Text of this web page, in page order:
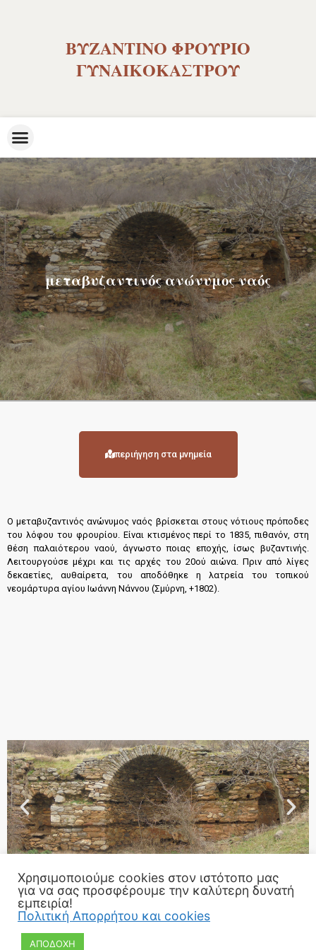
ΒΥΖΑΝΤΙΝΟ ΦΡΟΥΡΙΟ
ΓΥΝΑΙΚΟΚΑΣΤΡΟΥ
μεταβυζαντινός ανώνυμος ναός
περιήγηση στα μνημεία
Ο μεταβυζαντινός ανώνυμος ναός βρίσκεται στους νότιους πρόποδες
του λόφου του φρουρίου. Είναι κτισμένος περί το 1835, πιθανόν, στη
θέση παλαιότερου ναού, άγνωστο ποιας εποχής, ίσως βυζαντινής.
Λειτουργούσε μέχρι και τις αρχές του 20ού αιώνα. Πριν από λίγες
δεκαετίες, αυθαίρετα, του αποδόθηκε η λατρεία του τοπικού
νεομάρτυρα αγίου Ιωάννη Νάννου (Σμύρνη, +1802).
Χρησιμοποιούμε cookies στον ιστότοπο μας
για να σας προσφέρουμε την καλύτερη δυνατή
εμπειρία!
Πολιτική Απορρήτου και cookies
ΑΠΟΔΟΧΗ